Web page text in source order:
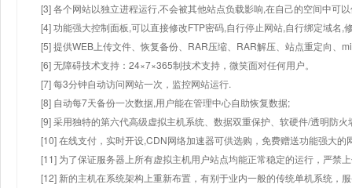
[3] 各个网站以独立进程运行,不会被其他站点负载影响,在自己的空间中可
[4] 功能强大控制面板,可以直接修改FTP密码,自行停止网站,自行绑定域名,
[5] 提供WEB上传文件、恢复备份、RAR压缩、RAR解压、站点重定向、
[6] 无障碍技术支持：24×7×365制技术支持，微笑面对任何用户。
[7] 每3分钟自动访问网站一次，监控网站运行.
[8] 自动每7天备份一次数据,用户能在管理中心自助恢复数据;
[9] 采用独特的第六代高级虚拟主机系统、数据双重保护、软硬件/透明防火
[10] 在线支付，实时开设,CDN网络加速器可供选购，免费赠送功能强大
[11] 为了保证服务器上所有虚拟主机用户站点均能正常稳定的运行，严禁
[12] 新的主机在系统架构上重新布置，有别于业内一般的传统单机系统，